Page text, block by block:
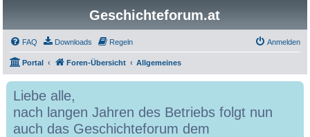
Geschichteforum.at
FAQ Downloads Regeln Anmelden
Portal Foren-Übersicht Allgemeines
Liebe alle,
nach langen Jahren des Betriebs folgt nun
auch das Geschichteforum dem